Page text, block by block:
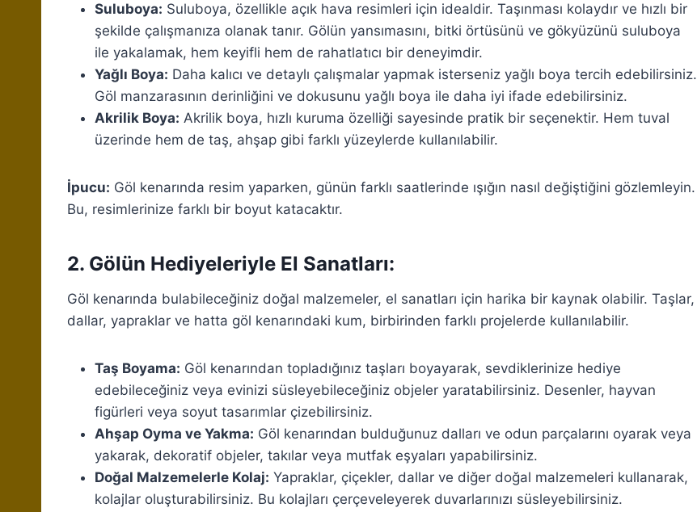
Suluboya: Suluboya, özellikle açık hava resimleri için idealdir. Taşınması kolaydır ve hızlı bir
şekilde çalışmanıza olanak tanır. Gölün yansımasını, bitki örtüsünü ve gökyüzünü suluboya
ile yakalamak, hem keyifli hem de rahatlatıcı bir deneyimdir.
Yağlı Boya: Daha kalıcı ve detaylı çalışmalar yapmak isterseniz yağlı boya tercih edebilirsiniz.
Göl manzarasının derinliğini ve dokusunu yağlı boya ile daha iyi ifade edebilirsiniz.
Akrilik Boya: Akrilik boya, hızlı kuruma özelliği sayesinde pratik bir seçenektir. Hem tuval
üzerinde hem de taş, ahşap gibi farklı yüzeylerde kullanılabilir.
İpucu: Göl kenarında resim yaparken, günün farklı saatlerinde ışığın nasıl değiştiğini gözlemleyin.
Bu, resimlerinize farklı bir boyut katacaktır.
2. Gölün Hediyeleriyle El Sanatları:
Göl kenarında bulabileceğiniz doğal malzemeler, el sanatları için harika bir kaynak olabilir. Taşlar,
dallar, yapraklar ve hatta göl kenarındaki kum, birbirinden farklı projelerde kullanılabilir.
Taş Boyama: Göl kenarından topladığınız taşları boyayarak, sevdiklerinize hediye
edebileceğiniz veya evinizi süsleyebileceğiniz objeler yaratabilirsiniz. Desenler, hayvan
figürleri veya soyut tasarımlar çizebilirsiniz.
Ahşap Oyma ve Yakma: Göl kenarından bulduğunuz dalları ve odun parçalarını oyarak veya
yakarak, dekoratif objeler, takılar veya mutfak eşyaları yapabilirsiniz.
Doğal Malzemelerle Kolaj: Yapraklar, çiçekler, dallar ve diğer doğal malzemeleri kullanarak,
kolajlar oluşturabilirsiniz. Bu kolajları çerçeveleyerek duvarlarınızı süsleyebilirsiniz.